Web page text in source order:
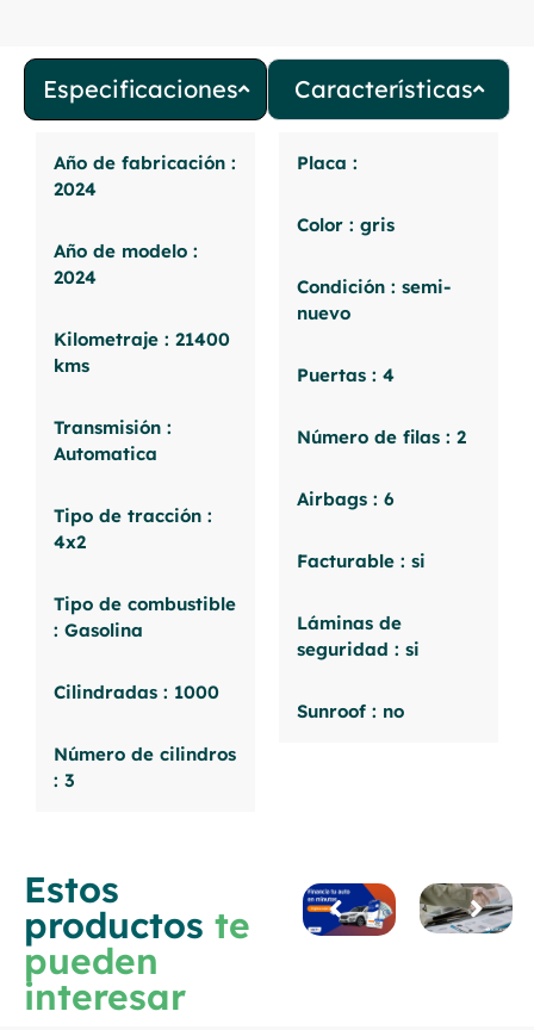
Especificaciones
Año de fabricación :
2024
Año de modelo :
2024
Kilometraje : 21400
kms
Transmisión :
Automatica
Tipo de tracción :
4x2
Tipo de combustible
: Gasolina
Cilindradas : 1000
Número de cilindros
: 3
Características
Placa :
Color : gris
Condición : semi-
nuevo
Puertas : 4
Número de filas : 2
Airbags : 6
Facturable : si
Láminas de
seguridad : si
Sunroof : no
Estos
productos te
pueden
interesar